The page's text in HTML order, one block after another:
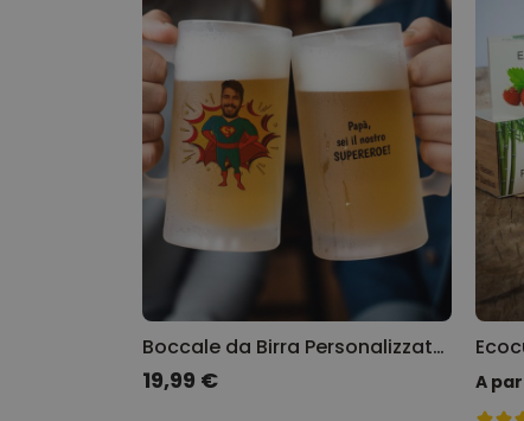
Boccale da Birra Personalizzato Supereroe
19,99 € A